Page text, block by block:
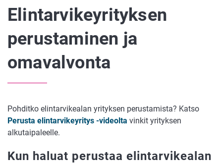
Elintarvikeyrityksen
perustaminen ja
omavalvonta
Pohditko elintarvikealan yrityksen perustamista? Katso
Perusta elintarvikeyritys -videolta vinkit yrityksen
alkutaipaleelle.
Kun haluat perustaa elintarvikealan